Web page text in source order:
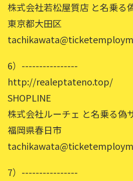
株式会社若松屋質店 と名乗る
東京都大田区
6）----------------
http://realeptateno.top/
SHOPLINE
株式会社ルーチェ と名乗る偽
福岡県春日市
7）----------------